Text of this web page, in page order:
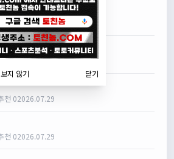
2026.07.30
추천 02026.07.30
천 02026.07.29
천 02026.07.29
지 않기 닫기